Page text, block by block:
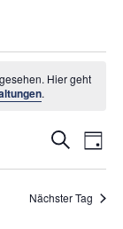
Hier geht
.
und
Suche
Tag
Nächster Tag